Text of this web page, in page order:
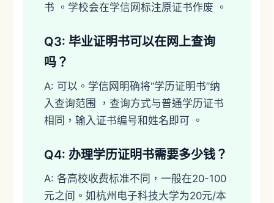
书 。学校会在学信网标注原证书作废 。
Q3: 毕业证明书可以在网上查询
吗？
A: 可以。学信网明确将“学历证明书”纳
入查询范围 ，查询方式与普通学历证书
相同，输入证书编号和姓名即可 。
Q4: 办理学历证明书需要多少钱？
A: 各高校收费标准不同，一般在20-100
元之间。如杭州电子科技大学为20元/本